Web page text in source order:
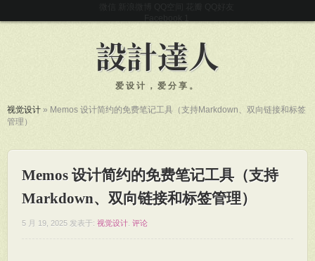
爱设计，爱分享。
视觉设计 » Memos 设计简约的免费笔记工具（支持Markdown、双向链接和标签
管理）
Memos 设计简约的免费笔记工具（支持
Markdown、双向链接和标签管理）
5 月 19, 2025 发表于: 视觉设计 评论